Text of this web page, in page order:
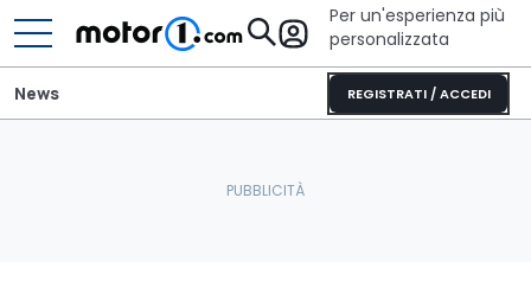
Per un'esperienza più
personalizzata
REGISTRATI / ACCEDI
News